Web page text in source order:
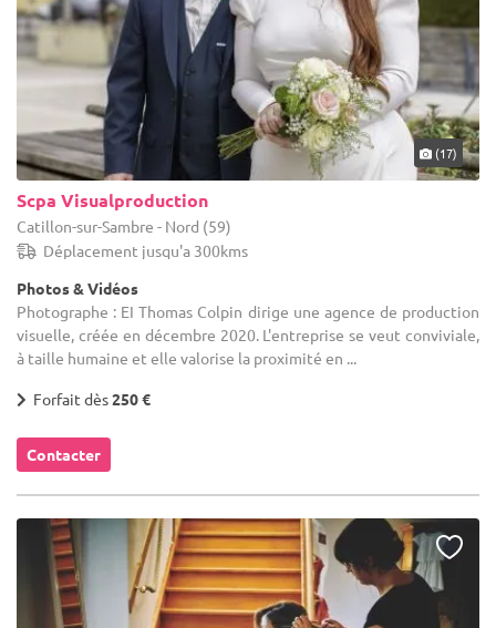
(17)
Scpa Visualproduction
Catillon-sur-Sambre - Nord (59)
Déplacement jusqu'a 300kms
Photos & Vidéos
Photographe : EI Thomas Colpin dirige une agence de production
visuelle, créée en décembre 2020. L'entreprise se veut conviviale,
à taille humaine et elle valorise la proximité en ...
Forfait dès250 €
Contacter